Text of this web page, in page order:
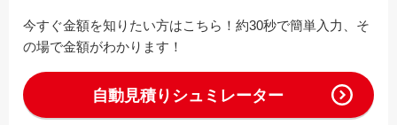
今すぐ金額を知りたい方はこちら！約30秒で簡単入力、そ
の場で金額がわかります！
自動見積りシュミレーター